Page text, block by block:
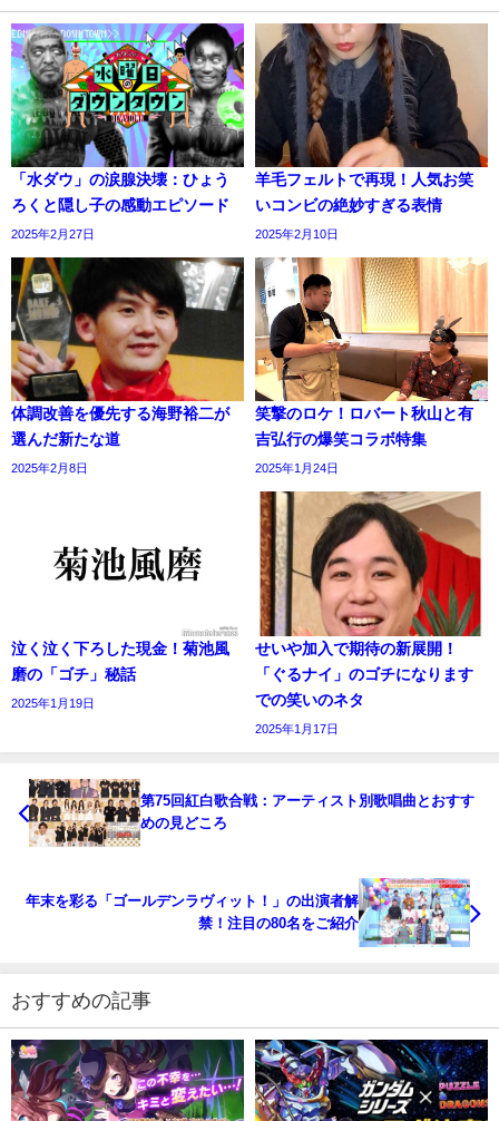
「水ダウ」の涙腺決壊：ひょう
ろくと隠し子の感動エピソード
2025年2月27日
羊毛フェルトで再現！人気お笑
いコンビの絶妙すぎる表情
2025年2月10日
体調改善を優先する海野裕二が
選んだ新たな道
2025年2月8日
笑撃のロケ！ロバート秋山と有
吉弘行の爆笑コラボ特集
2025年1月24日
泣く泣く下ろした現金！菊池風
磨の「ゴチ」秘話
2025年1月19日
せいや加入で期待の新展開！
「ぐるナイ」のゴチになります
での笑いのネタ
2025年1月17日
第75回紅白歌合戦：アーティスト別歌唱曲とおすす
めの見どころ
年末を彩る「ゴールデンラヴィット！」の出演者解
禁！注目の80名をご紹介
おすすめの記事